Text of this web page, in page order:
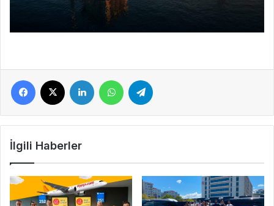
Facebook LinkedIn WhatsApp
İlgili Haberler